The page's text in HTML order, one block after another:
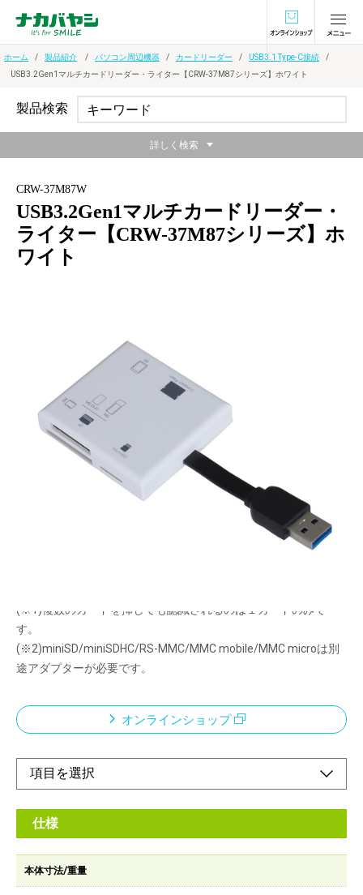
オンラインショ
ホーム 製品紹介 パソコン周辺機器 カードリーダー
USB3.1 Type-C接続
USB3.2Gen1マルチカードリーダー・ライター【CRW-37M87シリーズ】ホワイト
CRW-37M87W
USB3.2Gen1マルチカードリーダー・
ライター【CRW-37M87シリーズ】ホ
ワイト
主要なメモリーカードを これひとつで高速転送！
メーカー希望小売価格：
+ 税
USB3.2Gen1 マルチカードリーダー・ライター
(※1)複数のカードを挿しても認識されるのは１カードのみで
す。
(※2)miniSD/miniSDHC/RS-MMC/MMC mobile/MMC microは別
途アダプターが必要です。
オンラインショップ
仕様
本体寸法/重量
製品検索
詳しく検索